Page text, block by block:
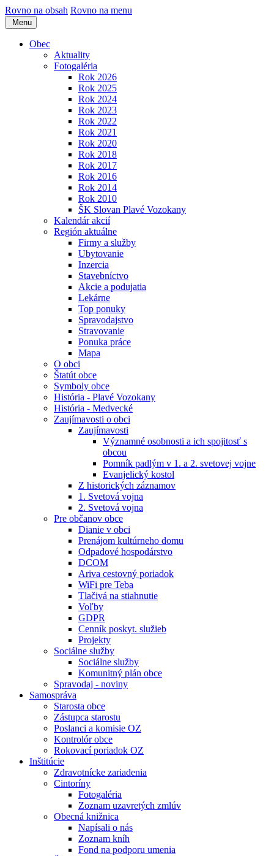
Rovno na obsah Rovno na menu
Menu
Obec
Aktuality
Fotogaléria
Rok 2026
Rok 2025
Rok 2024
Rok 2023
Rok 2022
Rok 2021
Rok 2020
Rok 2018
Rok 2017
Rok 2016
Rok 2014
Rok 2010
ŠK Slovan Plavé Vozokany
Kalendár akcií
Región aktuálne
Firmy a služby
Ubytovanie
Inzercia
Stavebníctvo
Akcie a podujatia
Lekárne
Top ponuky
Spravodajstvo
Stravovanie
Ponuka práce
Mapa
O obci
Štatút obce
Symboly obce
História - Plavé Vozokany
História - Medvecké
Zaujímavosti o obci
Zaujímavosti
Významné osobnosti a ich spojitosť s
obcou
Pomník padlým v 1. a 2. svetovej vojne
Evanjelický kostol
Z historických záznamov
1. Svetová vojna
2. Svetová vojna
Pre občanov obce
Dianie v obci
Prenájom kultúrneho domu
Odpadové hospodárstvo
DCOM
Ariva cestovný poriadok
WiFi pre Teba
Tlačivá na stiahnutie
Voľby
GDPR
Cenník poskyt. služieb
Projekty
Sociálne služby
Sociálne služby
Komunitný plán obce
Spravodaj - noviny
Samospráva
Starosta obce
Zástupca starostu
Poslanci a komisie OZ
Kontrolór obce
Rokovací poriadok OZ
Inštitúcie
Zdravotnícke zariadenia
Cintoríny
Fotogaléria
Zoznam uzavretých zmlúv
Obecná knižnica
Napísali o nás
Zoznam kníh
Fond na podporu umenia